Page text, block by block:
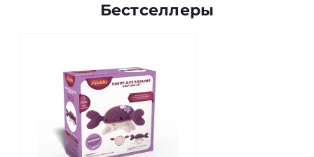
Подробная инструкция:Пошаговое руководство с
Крючок:Удобный и эргономичный крючок
подходящего размера для выбранной пряжи.
Наполнитель:
Гипоаллергенный и безопасный
наполнитель для придания игрушке объема и
мягкости.
Аксессуары:Глазки, носики, нитки для вышивания и
Бестселлеры